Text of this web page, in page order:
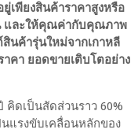
เพียงสินค้าราคาสูงหรือ
และให้คุณค่ากับคุณภาพ
นค้ารุ่นใหม่จากเกาหลี
คา ยอดขายเติบโตอย่าง
ดเป็นสัดส่วนราว 60%
แรงขับเคลื่อนหลักของ